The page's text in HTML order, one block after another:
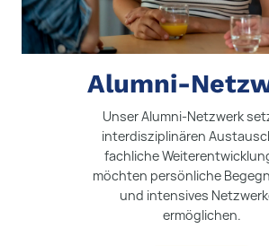
Alumni-
Unser Alumni-Netzwerk
interdisziplinären
fachliche
möchten persönliche
und intensives
ermöglichen.